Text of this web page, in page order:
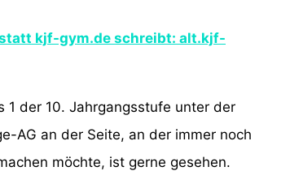
statt kjf-gym.de schreibt: alt.kjf-
1 der 10. Jahrgangsstufe unter der
AG an der Seite, an der immer noch
möchte, ist gerne gesehen.